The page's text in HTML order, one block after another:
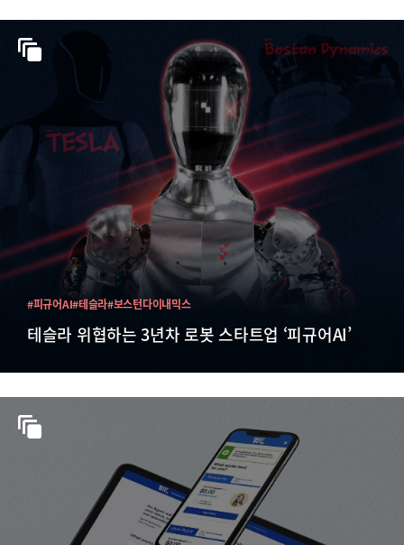
테슬라 위협하는 3년차 로봇 스타트업 ‘피규어AI’
#피규어AI#테슬라#보스턴다이내믹스